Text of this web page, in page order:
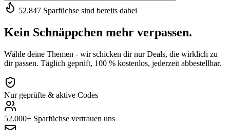
52.847 Sparfüchse sind bereits dabei
Kein Schnäppchen mehr verpassen.
Wähle deine Themen - wir schicken dir nur Deals, die wirklich zu
dir passen. Täglich geprüft, 100 % kostenlos, jederzeit abbestellbar.
Nur geprüfte & aktive Codes
52.000+ Sparfüchse vertrauen uns